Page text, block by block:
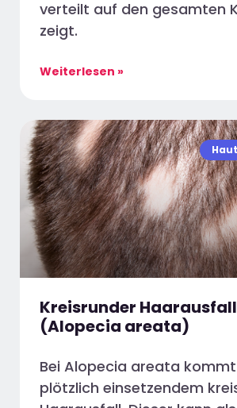
verteilt auf den gesamten
zeigt.
Weiterlesen »
Kreisrunder Haarausfall
(Alopecia areata)
Bei Alopecia areata
plötzlich einsetzendem